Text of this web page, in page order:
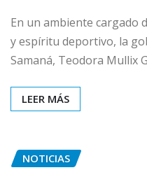
En un ambiente cargado
y espíritu deportivo, la
Samaná, Teodora Mullix
LEER MÁS
NOTICIAS